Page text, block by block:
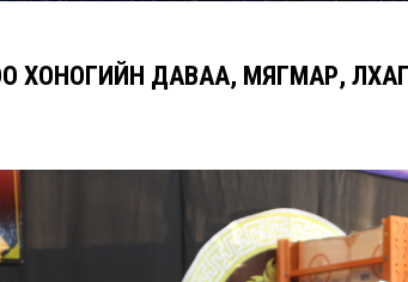
ХОНОГИЙН ДАВАА, МЯГМАР,